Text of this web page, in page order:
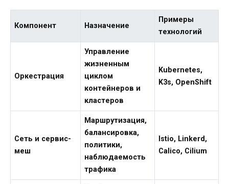
Компонент Назначение
Примеры
технологий
Оркестрация
Управление
жизненным
циклом
контейнеров и
кластеров
Kubernetes,
K3s, OpenShift
Сеть и сервис-
меш
Маршрутизация,
балансировка,
политики,
наблюдаемость
трафика
Istio, Linkerd,
Calico, Cilium